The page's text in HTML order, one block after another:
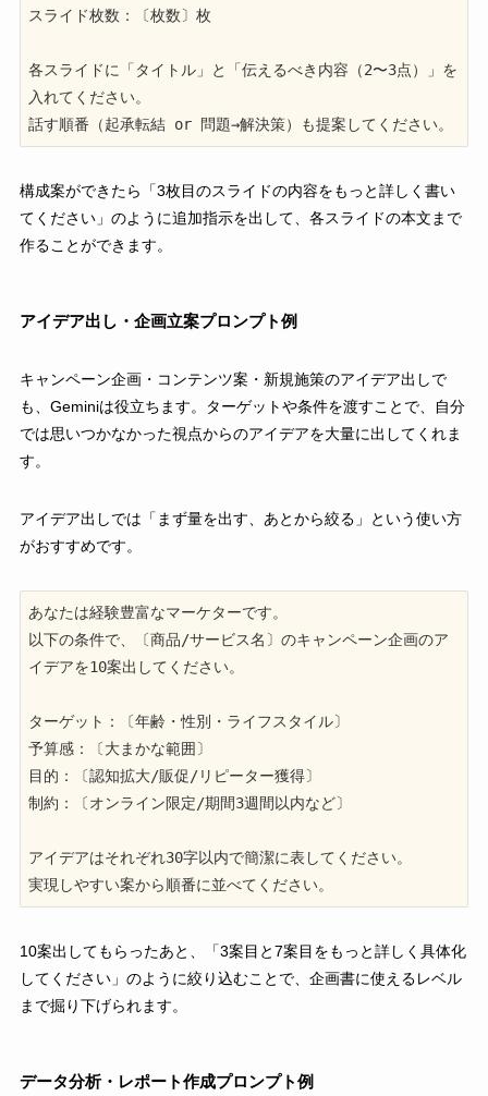
スライド枚数：〔枚数〕枚
各スライドに「タイトル」と「伝えるべき内容（2〜3点）」を
入れてください。
話す順番（起承転結 or 問題→解決策）も提案してください。
構成案ができたら「3枚目のスライドの内容をもっと詳しく書い
てください」のように追加指示を出して、各スライドの本文まで
作ることができます。
アイデア出し・企画立案プロンプト例
キャンペーン企画・コンテンツ案・新規施策のアイデア出しで
も、Geminiは役立ちます。ターゲットや条件を渡すことで、自分
では思いつかなかった視点からのアイデアを大量に出してくれま
す。
アイデア出しでは「まず量を出す、あとから絞る」という使い方
がおすすめです。
あなたは経験豊富なマーケターです。
以下の条件で、〔商品/サービス名〕のキャンペーン企画のア
イデアを10案出してください。
ターゲット：〔年齢・性別・ライフスタイル〕
予算感：〔大まかな範囲〕
目的：〔認知拡大/販促/リピーター獲得〕
制約：〔オンライン限定/期間3週間以内など〕
アイデアはそれぞれ30字以内で簡潔に表してください。
実現しやすい案から順番に並べてください。
10案出してもらったあと、「3案目と7案目をもっと詳しく具体化
してください」のように絞り込むことで、企画書に使えるレベル
まで掘り下げられます。
データ分析・レポート作成プロンプト例